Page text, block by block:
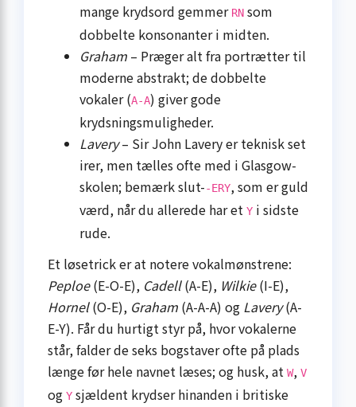
mange krydsord gemmer RN som
dobbelte konsonanter i midten.
Graham – Præger alt fra portrætter til
moderne abstrakt; de dobbelte
vokaler (A-A) giver gode
krydsningsmuligheder.
Lavery– Sir John Lavery er teknisk set
irer, men tælles ofte med i Glasgow-
skolen; bemærk slut--ERY, som er guld
værd, når du allerede har et Y i sidste
rude.
Et løsetrick er at notere vokalmønstrene:
Peploe(E-O-E), Cadell(A-E), Wilkie(I-E),
Hornel(O-E), Graham (A-A-A) og Lavery(A-
E-Y). Får du hurtigt styr på, hvor vokalerne
står, falder de seks bogstaver ofte på plads
længe før hele navnet læses; og husk, at W, V
og Y sjældent krydser hinanden i britiske